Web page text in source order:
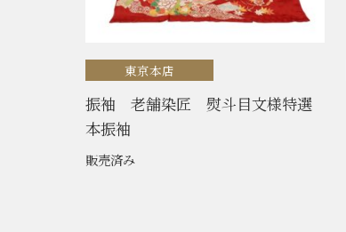
東京本店
振袖 老舗染匠 熨斗目文様特選
本振袖
販売済み